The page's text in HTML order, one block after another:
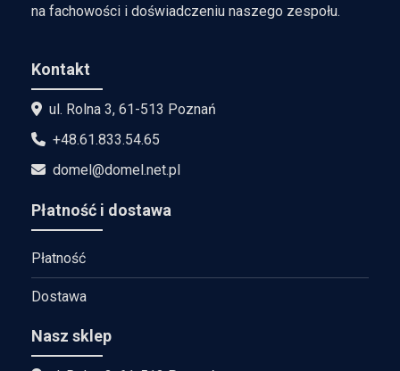
na fachowości i doświadczeniu naszego zespołu.
Kontakt
ul. Rolna 3, 61-513 Poznań
+48.61.833.54.65
domel@domel.net.pl
Płatność i dostawa
Płatność
Dostawa
Nasz sklep